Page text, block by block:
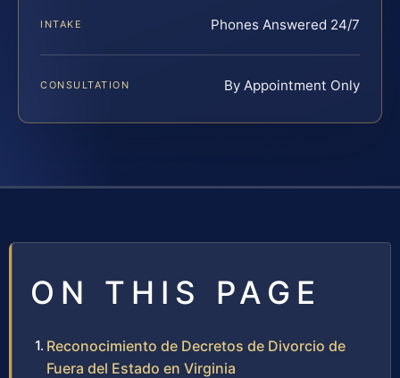
INTAKE Phones Answered 24/7
CONSULTATION By Appointment Only
ON THIS PAGE
Reconocimiento de Decretos de Divorcio de
Fuera del Estado en Virginia